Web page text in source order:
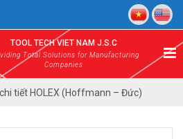
TOOL TECH VIET NAM J.S.C
Total Solutions for Manufacturing
Companies
tiết HOLEX (Hoffmann – Đức)